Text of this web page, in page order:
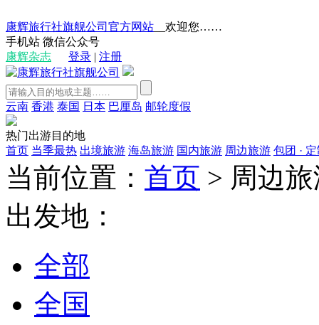
康辉旅行社旗舰公司官方网站 __欢迎您……
手机站 微信公众号
康辉杂志
登录 | 注册
云南 香港 泰国 日本 巴厘岛 邮轮度假
热门出游目的地
首页 当季最热 出境旅游 海岛旅游 国内旅游 周边旅游 包团 ·
当前位置： 首页 > 周边
出发地：
全部
全国